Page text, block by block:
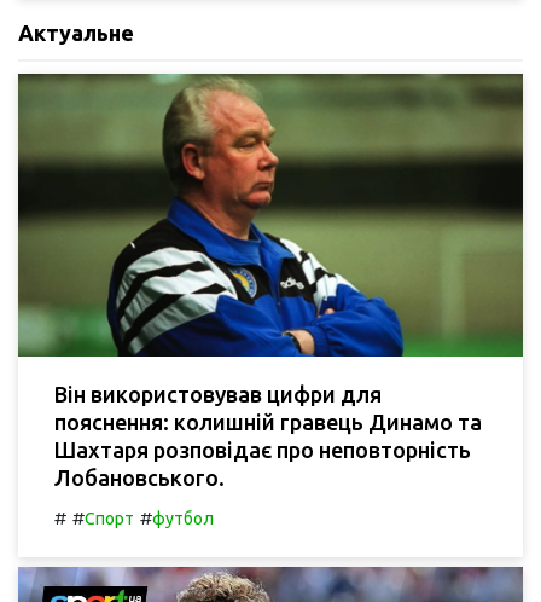
Актуальне
Він використовував цифри для
пояснення: колишній гравець Динамо та
Шахтаря розповідає про неповторність
Лобановського.
# #Спорт #футбол